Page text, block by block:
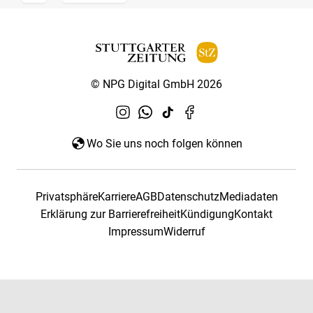
© NPG Digital GmbH 2026
Wo Sie uns noch folgen können
PrivatsphäreKarriereAGBDatenschutzMediadaten
Erklärung zur BarrierefreiheitKündigungKontakt
ImpressumWiderruf